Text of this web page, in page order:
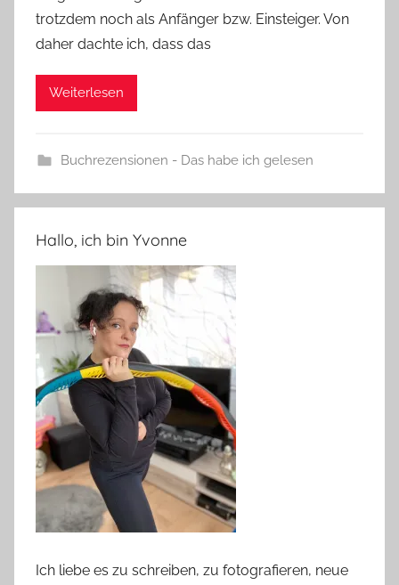
trotzdem noch als Anfänger bzw. Einsteiger. Von
daher dachte ich, dass das
Weiterlesen
Buchrezensionen - Das habe ich gelesen
Hallo, ich bin Yvonne
Ich liebe es zu schreiben, zu fotografieren, neue